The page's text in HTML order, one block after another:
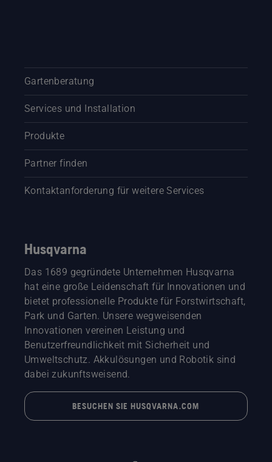
Gartenberatung
Services und Installation
Produkte
Partner finden
Kontaktanforderung für weitere Services
Husqvarna
Das 1689 gegründete Unternehmen Husqvarna
hat eine große Leidenschaft für Innovationen und
bietet professionelle Produkte für Forstwirtschaft,
Park und Garten. Unsere wegweisenden
Innovationen vereinen Leistung und
Benutzerfreundlichkeit mit Sicherheit und
Umweltschutz. Akkulösungen und Robotik sind
dabei zukunftsweisend.
BESUCHEN SIE HUSQVARNA.COM